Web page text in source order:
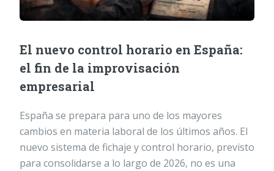
El nuevo control horario en España:
el fin de la improvisación
empresarial
España se prepara para uno de los mayores
cambios en materia laboral de los últimos años. El
nuevo sistema de fichaje y control horario, previsto
para consolidarse a lo largo de 2026, no es una